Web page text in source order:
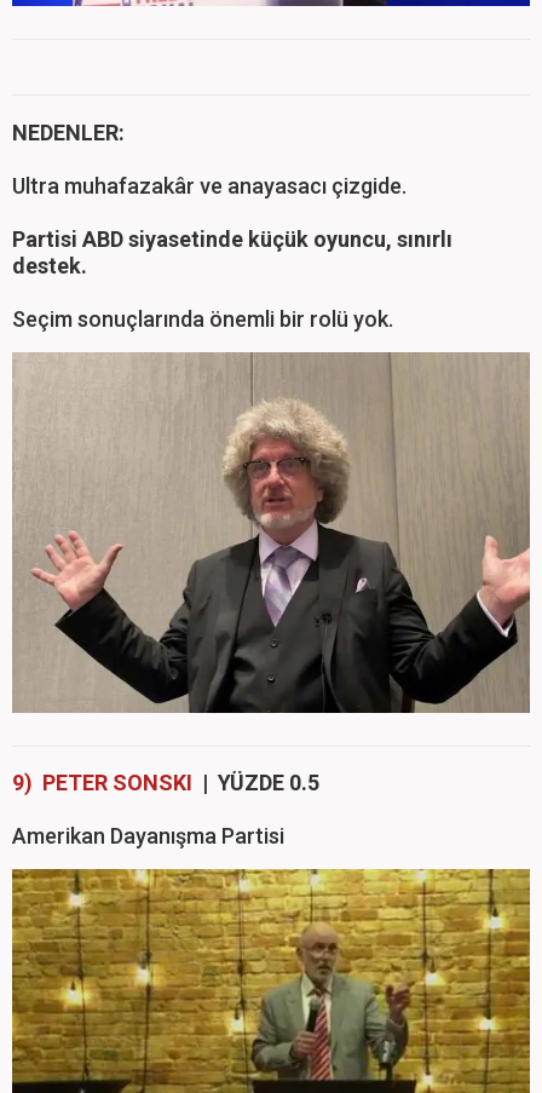
NEDENLER:
Ultra muhafazakâr ve anayasacı çizgide.
Partisi ABD siyasetinde küçük oyuncu, sınırlı
destek.
Seçim sonuçlarında önemli bir rolü yok.
9) PETER SONSKI | YÜZDE 0.5
Amerikan Dayanışma Partisi